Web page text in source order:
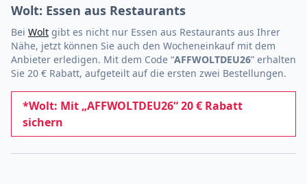
Wolt: Essen aus Restaurants
Bei Wolt gibt es nicht nur Essen aus Restaurants aus Ihrer
Nähe, jetzt können Sie auch den Wocheneinkauf mit dem
Anbieter erledigen. Mit dem Code “AFFWOLTDEU26” erhalten
Sie 20 € Rabatt, aufgeteilt auf die ersten zwei Bestellungen.
*Wolt: Mit „AFFWOLTDEU26“ 20 € Rabatt
sichern